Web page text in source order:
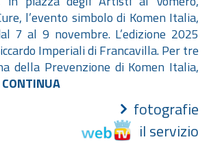
l’evento simbolo di Komen Italia,
7 al 9 novembre. L’edizione 2025
Imperiali di Francavilla. Per tre
della Prevenzione di Komen Italia,
CONTINUA
fotografie
il servizio